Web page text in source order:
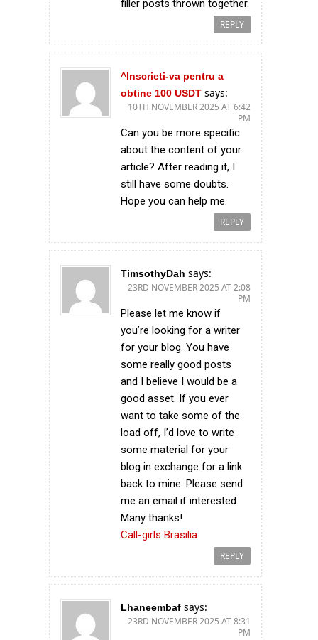
filler posts thrown together.
REPLY
^Inscrieti-va pentru a
obtine 100 USDT says:
10TH NOVEMBER 2025 AT 6:42
PM
Can you be more specific
about the content of your
article? After reading it, I
still have some doubts.
Hope you can help me.
REPLY
TimsothyDah says:
23RD NOVEMBER 2025 AT 2:08
PM
Please let me know if
you’re looking for a writer
for your blog. You have
some really good posts
and I believe I would be a
good asset. If you ever
want to take some of the
load off, I’d love to write
some material for your
blog in exchange for a link
back to mine. Please send
me an email if interested.
Many thanks!
Call-girls Brasilia
REPLY
Lhaneembaf says:
23RD NOVEMBER 2025 AT 8:31
PM